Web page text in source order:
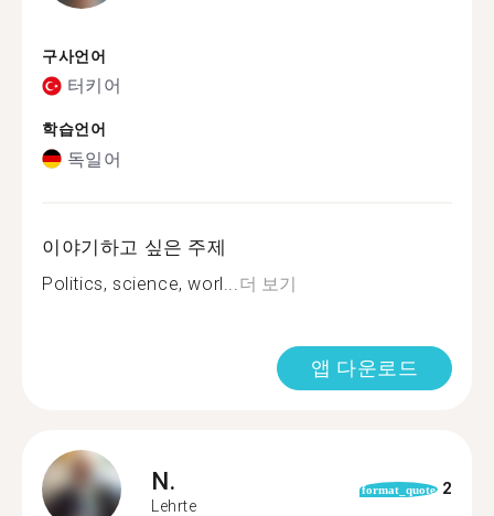
구사언어
터키어
학습언어
독일어
이야기하고 싶은 주제
Politics, science, worl... 더 보기
앱 다운로드
N.
Lehrte
format_quote 2